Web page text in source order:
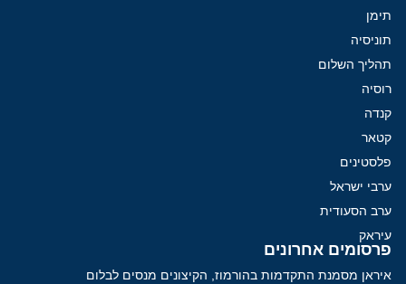
תימן
תוניסיה
תהליך השלום
רוסיה
קנדה
קטאר
פלסטינים
ערבי ישראל
ערב הסעודית
עיראק
פרסומים אחרונים
איראן מסמנת התקדמות בהורמוז, הקיצונים מנסים לבלום